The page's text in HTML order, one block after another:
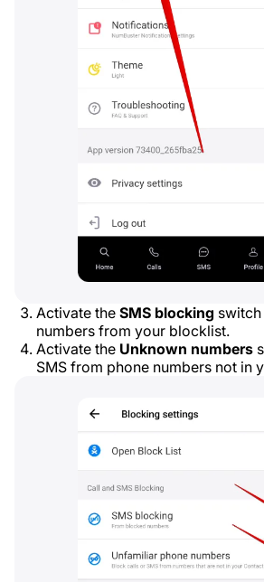
Activate the SMS blocking
numbers from your blocklist.
Activate the Unknown numbers
SMS from phone numbers not in